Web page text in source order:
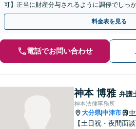
可】正当に財産分与されるように調停でしっ
の精神的負担も軽減します。
料金表を見る
電話でお問い合わせ
神本 博雅 弁護
神本法律事務所
大分県|中津市
【土日祝・夜間面